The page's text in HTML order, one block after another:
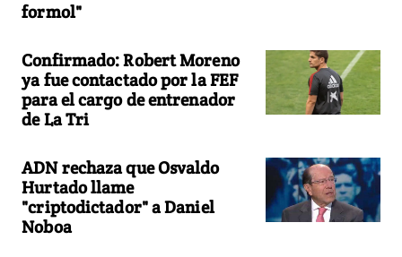
formol"
Confirmado: Robert Moreno
ya fue contactado por la FEF
para el cargo de entrenador
de La Tri
ADN rechaza que Osvaldo
Hurtado llame
"criptodictador" a Daniel
Noboa